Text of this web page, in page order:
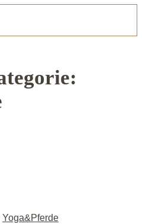
Yoga&Pferde